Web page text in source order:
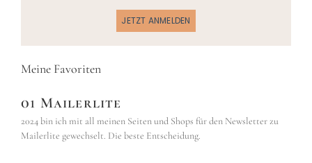
JETZT ANMELDEN
Meine Favoriten
01 Mailerlite
2024 bin ich mit all meinen Seiten und Shops für den Newsletter zu
Mailerlite gewechselt. Die beste Entscheidung.